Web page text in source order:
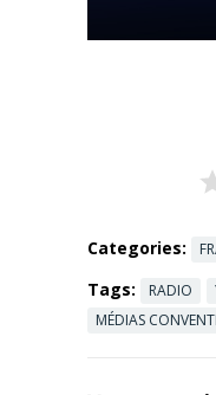
Categories:
Tags: RADIO
MÉDIAS